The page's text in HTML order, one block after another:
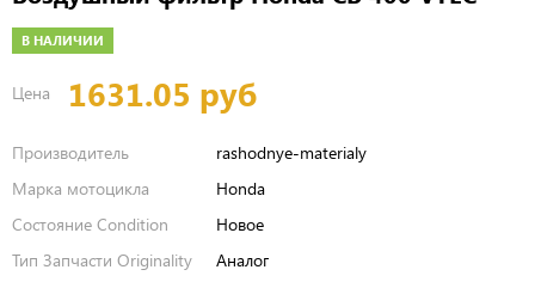
В НАЛИЧИИ
Цена 1631.05 руб
Производитель
rashodnye-materialy
Марка мотоцикла
Honda
Состояние Condition
Новое
Тип Запчасти Originality
Аналог